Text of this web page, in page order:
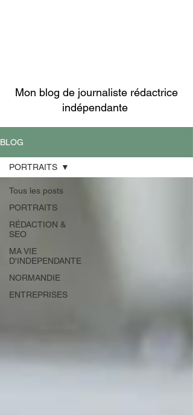
Mon blog de journaliste rédactrice
indépendante
BLOG
Tous les posts
PORTRAITS
RÉDACTION &
SEO
MA VIE
D'INDEPENDANTE
NORMANDIE
ENTREPRISES
PORTRAITS